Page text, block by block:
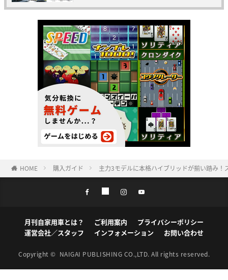
HOME 購入ガイド 主力3モデルに本格ハイブリッドが揃い踏み
月刊自家用車とは？ ご利用案内
プライバシーポリシー
運営会社／スタッフ
インフォメーション お問い合わせ
Copyright © NAIGAI PUBLISHING CO.,LTD. All rights reserved.